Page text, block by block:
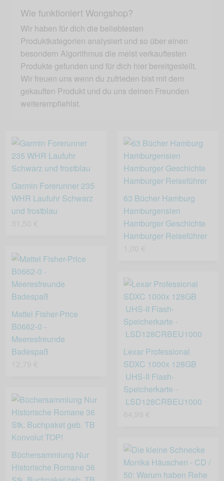
Wie funktioniert Wongshop?
Wir haben für dich die beliebtesten
Produktkategorien analysiert und so über einen
besondern Algorithmus die meist verkauftesten
Produkte gefunden und für dich hier bereitgestellt.
Wir freuen uns wenn du zufrieden bist mit dem
gekauften Produkt und du uns deinen Freunden
weiterempfiehlst.
Garmin Forerunner 235
WHR Laufuhr Schwarz
und frostblau
63 Bücher Hamburg
Hamburgensien
Hamburger Geschichte
Hamburger Reiseführer
Mattel Fisher-Price
B0662-0 -
Meeresfreunde
Badespaß
Lexar Professional
SDXC 1000x 128GB
UHS-II Flash-
Speicherkarte -
LSD128CRBEU1000
Büchersammlung Nur
Historische Romane 36